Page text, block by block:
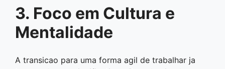
3. Foco em Cultura e
Mentalidade
A transicao para uma forma agil de trabalhar ja